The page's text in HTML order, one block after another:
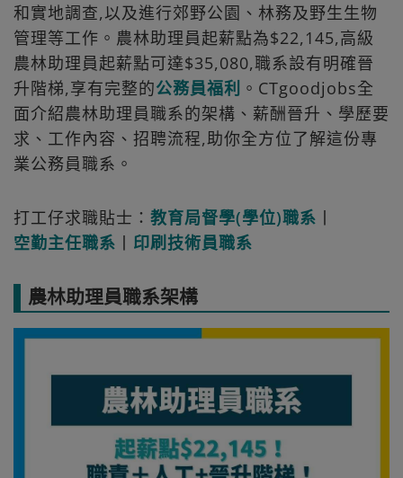
和實地調查,以及進行郊野公園、林務及野生生物
管理等工作。農林助理員起薪點為$22,145,高級
農林助理員起薪點可達$35,080,職系設有明確晉
升階梯,享有完整的公務員福利 。CTgoodjobs全
面介紹農林助理員職系的架構、薪酬晉升、學歷要
求、工作內容、招聘流程,助你全方位了解這份專
業公務員職系。
打工仔求職貼士： 教育局督學(學位)職系 丨
空勤主任職系 丨 印刷技術員職系
農林助理員職系架構